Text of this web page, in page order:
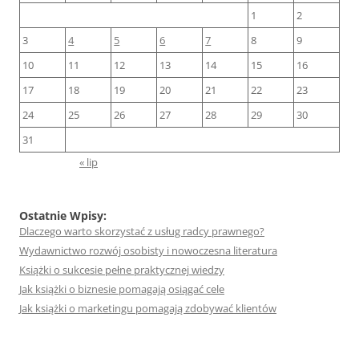
1
2
3
4 5 6 7 8
9
10
11 12 13 14 15
16
17
18 19 20 21 22
23
24
25 26 27 28 29
30
31
« lip
Ostatnie Wpisy:
Dlaczego warto skorzystać z usług radcy prawnego?
Wydawnictwo rozwój osobisty i nowoczesna literatura
Książki o sukcesie pełne praktycznej wiedzy
Jak książki o biznesie pomagają osiągać cele
Jak książki o marketingu pomagają zdobywać klientów